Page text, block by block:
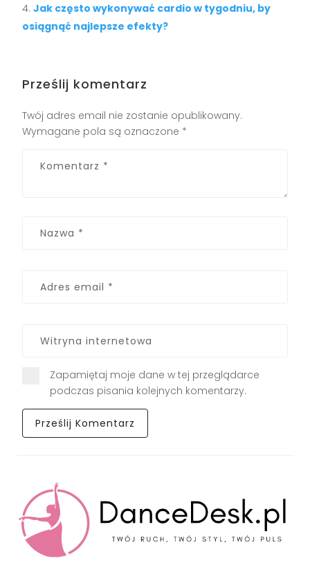
Jak często wykonywać cardio w tygodniu, by
osiągnąć najlepsze efekty?
Prześlij komentarz
Twój adres email nie zostanie opublikowany.
Wymagane pola są oznaczone *
Zapamiętaj moje dane w tej przeglądarce
podczas pisania kolejnych komentarzy.